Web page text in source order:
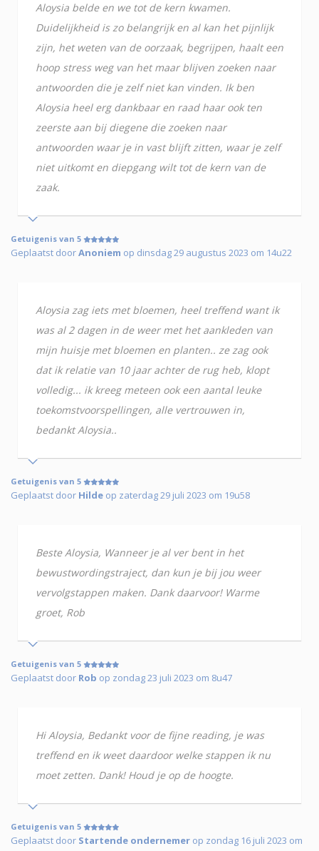
Aloysia belde en we tot de kern kwamen.
Duidelijkheid is zo belangrijk en al kan het pijnlijk
zijn, het weten van de oorzaak, begrijpen, haalt een
hoop stress weg van het maar blijven zoeken naar
antwoorden die je zelf niet kan vinden. Ik ben
Aloysia heel erg dankbaar en raad haar ook ten
zeerste aan bij diegene die zoeken naar
antwoorden waar je in vast blijft zitten, waar je zelf
niet uitkomt en diepgang wilt tot de kern van de
zaak.
Getuigenis van 5
Geplaatst doorAnoniem op dinsdag 29 augustus 2023 om 14u22
Aloysia zag iets met bloemen, heel treffend want ik
was al 2 dagen in de weer met het aankleden van
mijn huisje met bloemen en planten.. ze zag ook
dat ik relatie van 10 jaar achter de rug heb, klopt
volledig... ik kreeg meteen ook een aantal leuke
toekomstvoorspellingen, alle vertrouwen in,
bedankt Aloysia..
Getuigenis van 5
Geplaatst door Hilde op zaterdag 29 juli 2023 om 19u58
Beste Aloysia, Wanneer je al ver bent in het
bewustwordingstraject, dan kun je bij jou weer
vervolgstappen maken. Dank daarvoor! Warme
groet, Rob
Getuigenis van 5
Geplaatst door Rob op zondag 23 juli 2023 om 8u47
Hi Aloysia, Bedankt voor de fijne reading, je was
treffend en ik weet daardoor welke stappen ik nu
moet zetten. Dank! Houd je op de hoogte.
Getuigenis van 5
Geplaatst door Startende ondernemer op zondag 16 juli 2023 om